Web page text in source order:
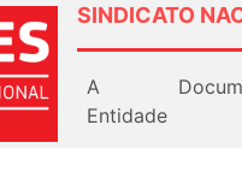
SINDICATO
A
Entidade